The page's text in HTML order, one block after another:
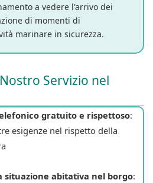
a vedere l'arrivo dei
di momenti di
marinare in sicurezza.
Servizio nel
gratuito e rispettoso:
esigenze nel rispetto della
situazione abitativa nel borgo: